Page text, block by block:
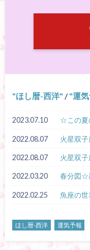
ほし暦-西洋 / 運
2023.07.10 ☆この夏
2022.08.07 火星双
2022.08.07 火星双
2022.03.20 春分図☆
2022.02.25 魚座の世
ほし暦-西洋 運気予報